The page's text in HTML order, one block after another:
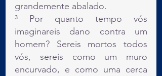
grandemente abalado.
³ Por quanto tempo vós
imaginareis dano contra um
homem? Sereis mortos todos
vós, sereis como um muro
encurvado, e como uma cerca